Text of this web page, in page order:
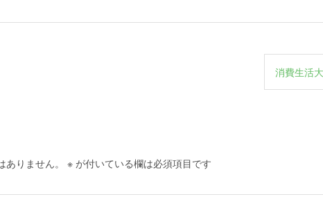
消費生活
りません。 ※ が付いている欄は必須項目です